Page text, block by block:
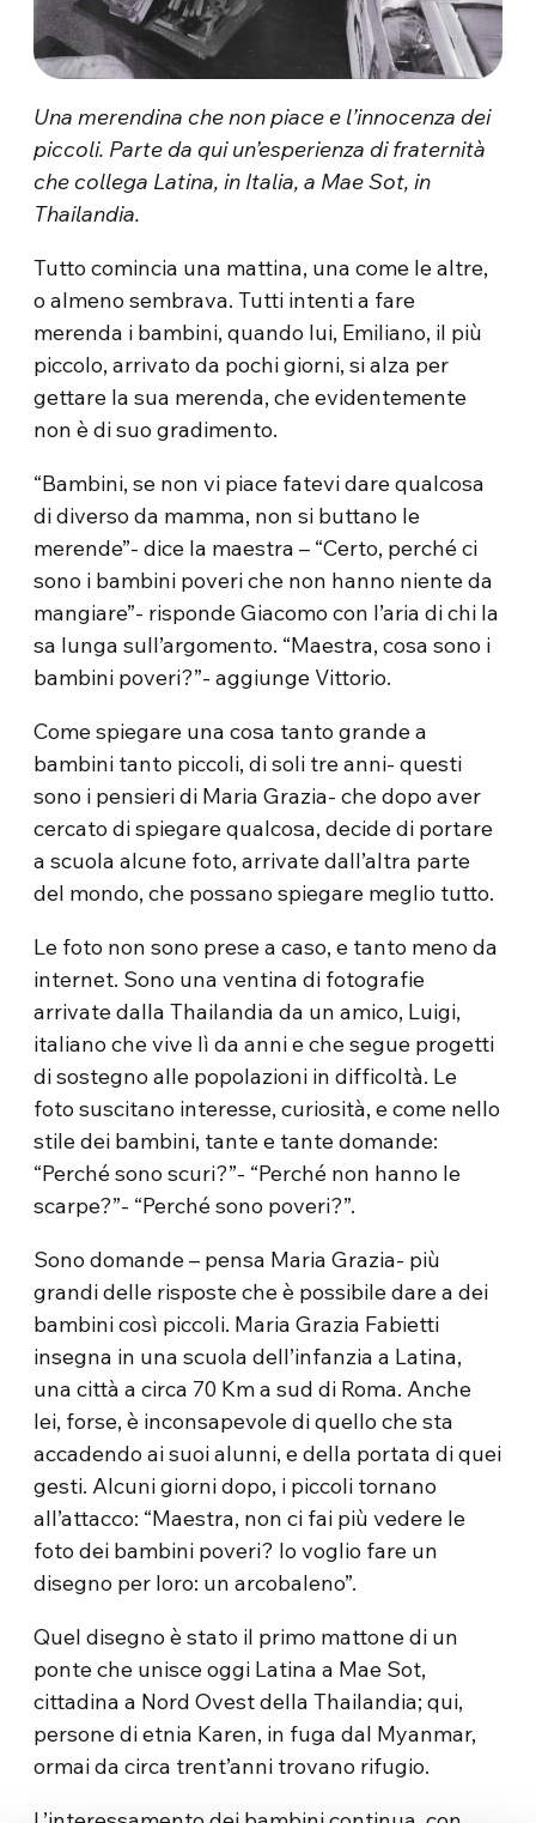
Una merendina che non piace e l’innocenza dei
piccoli. Parte da qui un’esperienza di fraternità
che collega Latina, in Italia, a Mae Sot, in
Thailandia.
Tutto comincia una mattina, una come le altre,
o almeno sembrava. Tutti intenti a fare
merenda i bambini, quando lui, Emiliano, il più
piccolo, arrivato da pochi giorni, si alza per
gettare la sua merenda, che evidentemente
non è di suo gradimento.
“Bambini, se non vi piace fatevi dare qualcosa
di diverso da mamma, non si buttano le
merende”- dice la maestra – “Certo, perché ci
sono i bambini poveri che non hanno niente da
mangiare”- risponde Giacomo con l’aria di chi la
sa lunga sull’argomento. “Maestra, cosa sono i
bambini poveri?”- aggiunge Vittorio.
Come spiegare una cosa tanto grande a
bambini tanto piccoli, di soli tre anni- questi
sono i pensieri di Maria Grazia- che dopo aver
cercato di spiegare qualcosa, decide di portare
a scuola alcune foto, arrivate dall’altra parte
del mondo, che possano spiegare meglio tutto.
Le foto non sono prese a caso, e tanto meno da
internet. Sono una ventina di fotografie
arrivate dalla Thailandia da un amico, Luigi,
italiano che vive lì da anni e che segue progetti
di sostegno alle popolazioni in difficoltà. Le
foto suscitano interesse, curiosità, e come nello
stile dei bambini, tante e tante domande:
“Perché sono scuri?”- “Perché non hanno le
scarpe?”- “Perché sono poveri?”.
Sono domande – pensa Maria Grazia- più
grandi delle risposte che è possibile dare a dei
bambini così piccoli. Maria Grazia Fabietti
insegna in una scuola dell’infanzia a Latina,
una città a circa 70 Km a sud di Roma. Anche
lei, forse, è inconsapevole di quello che sta
accadendo ai suoi alunni, e della portata di quei
gesti. Alcuni giorni dopo, i piccoli tornano
all’attacco: “Maestra, non ci fai più vedere le
foto dei bambini poveri? Io voglio fare un
disegno per loro: un arcobaleno”.
Quel disegno è stato il primo mattone di un
ponte che unisce oggi Latina a Mae Sot,
cittadina a Nord Ovest della Thailandia; qui,
persone di etnia Karen, in fuga dal Myanmar,
ormai da circa trent’anni trovano rifugio.